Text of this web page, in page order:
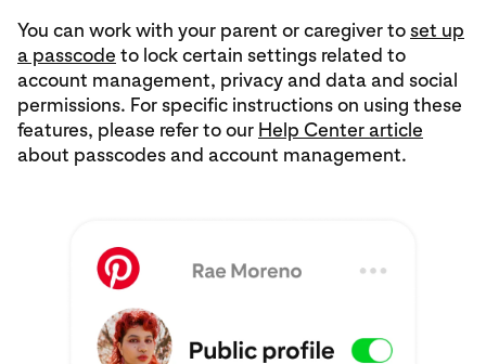
You can work with your parent or caregiver toset up
a passcode to lock certain settings related to
account management, privacy and data and social
permissions. For specific instructions on using these
features, please refer to our Help Center article
about passcodes and account management.